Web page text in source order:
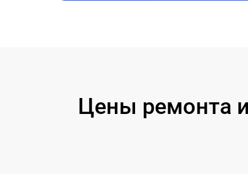
Цены ремонта